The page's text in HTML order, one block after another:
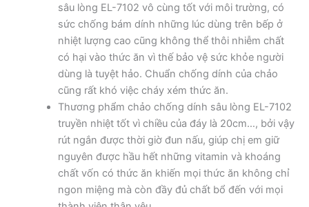
sâu lòng EL-7102 vô cùng tốt với môi trường, có
sức chống bám dính những lúc dùng trên bếp ở
nhiệt lượng cao cũng không thể thôi nhiễm chất
có hại vào thức ăn vì thế bảo vệ sức khỏe người
dùng là tuyệt hảo. Chuẩn chống dính của chảo
cũng rất khó việc cháy xém thức ăn.
Thương phẩm chảo chống dính sâu lòng EL-7102
truyền nhiệt tốt vì chiều của đáy là 20cm…, bởi vậy
rút ngắn được thời giờ đun nấu, giúp chị em giữ
nguyên được hầu hết những vitamin và khoáng
chất vốn có thức ăn khiến mọi thức ăn không chỉ
ngon miệng mà còn đầy đủ chất bổ đến với mọi